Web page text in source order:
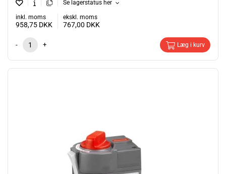
Se lagerstatus her
inkl. moms
958,75 DKK
ekskl. moms
767,00 DKK
- + Læg i kurv